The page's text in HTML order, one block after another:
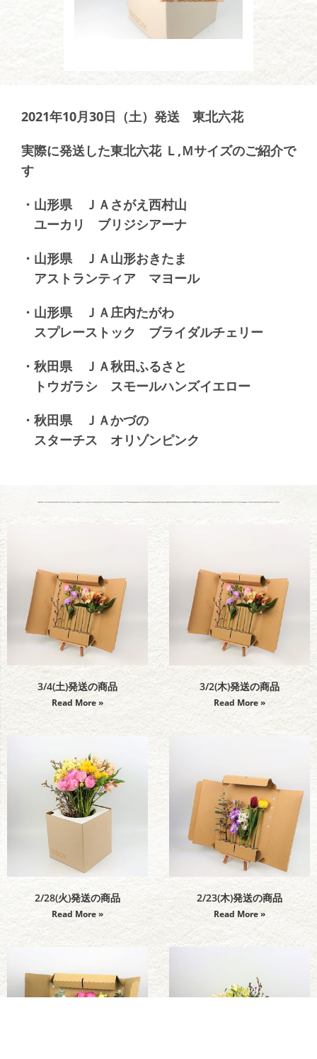
2021年10月30日（土）発送 東北六花
実際に発送した東北六花 Ｌ,Ｍサイズのご紹介で
す
・山形県 ＪＡさがえ西村山
ユーカリ ブリジシアーナ
・山形県 ＪＡ山形おきたま
アストランティア マヨール
・山形県 ＪＡ庄内たがわ
スプレーストック ブライダルチェリー
・秋田県 ＪＡ秋田ふるさと
トウガラシ スモールハンズイエロー
・秋田県 ＪＡかづの
スターチス オリゾンピンク
3/4(土)発送の商品
Read More »
3/2(木)発送の商品
Read More »
2/28(火)発送の商品
Read More »
2/23(木)発送の商品
Read More »